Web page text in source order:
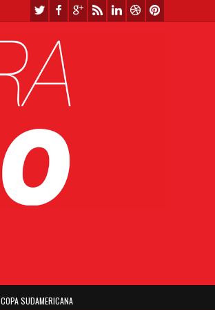
COPA SUDAMERICANA